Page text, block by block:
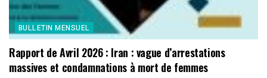
BULLETIN MENSUEL
Rapport de Avril 2026 : Iran : vague d’arrestations
massives et condamnations à mort de femmes